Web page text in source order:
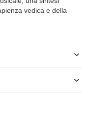
vedica e della